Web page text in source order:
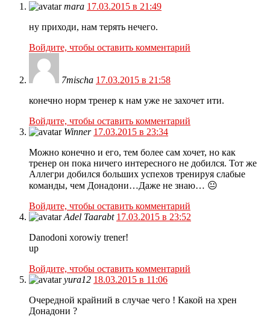
mara 17.03.2015 в 21:49
ну приходи, нам терять нечего.
Войдите, чтобы оставить комментарий
7mischa 17.03.2015 в 21:58
конечно норм тренер к нам уже не захочет ити.
Войдите, чтобы оставить комментарий
Winner 17.03.2015 в 23:34
Можно конечно и его, тем более сам хочет, но как
тренер он пока ничего интересного не добился. Тот же
Аллегри добился больших успехов тренируя слабые
команды, чем Донадони…Даже не знаю… 😐
Войдите, чтобы оставить комментарий
Adel Taarabt 17.03.2015 в 23:52
Danodoni xorowiy trener!
up
Войдите, чтобы оставить комментарий
yura12 18.03.2015 в 11:06
Очередной крайний в случае чего ! Какой на хрен
Донадони ?